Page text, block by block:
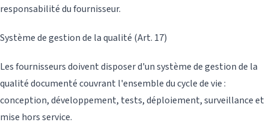
responsabilité du fournisseur.
Système de gestion de la qualité (Art. 17)
Les fournisseurs doivent disposer d'un système de gestion de la
qualité documenté couvrant l'ensemble du cycle de vie :
conception, développement, tests, déploiement, surveillance et
mise hors service.